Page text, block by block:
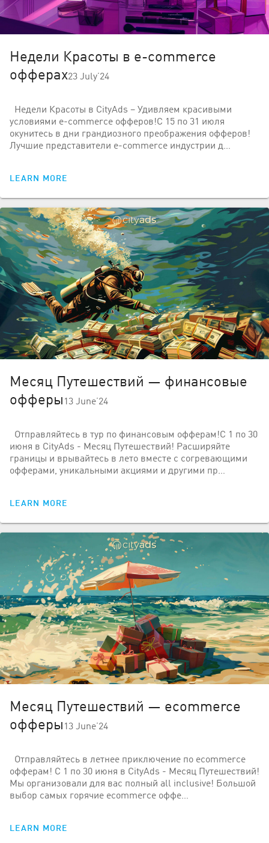
Недели Красоты в e-commerce
офферах23 July’24
Недели Красоты в CityAds – Удивляем красивыми
условиями e-commerce офферов!С 15 по 31 июля
окунитесь в дни грандиозного преображения офферов!
Лучшие представители e-commerce индустрии д…
LEARN MORE
Месяц Путешествий — финансовые
офферы 13 June’24
Отправляйтесь в тур по финансовым офферам!С 1 по 30
июня в CityAds - Месяц Путешествий! Расширяйте
границы и врывайтесь в лето вместе с согревающими
офферами, уникальными акциями и другими пр…
LEARN MORE
Месяц Путешествий — ecommerce
офферы 13 June’24
Отправляйтесь в летнее приключение по ecommerce
офферам! С 1 по 30 июня в CityAds - Месяц Путешествий!
Мы организовали для вас полный all inclusive! Большой
выбор самых горячие ecommerce оффе…
LEARN MORE